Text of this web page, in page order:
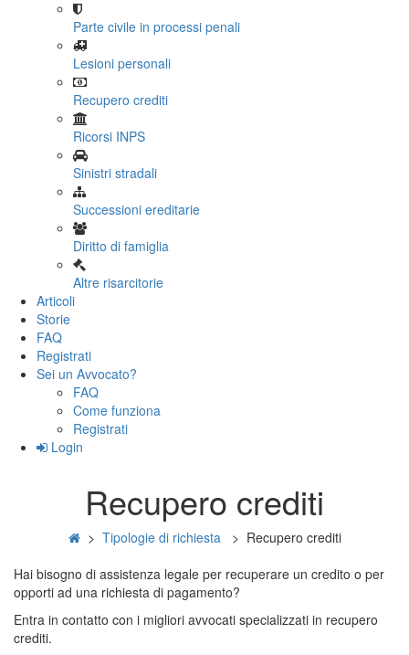
Parte civile in processi penali
Lesioni personali
Recupero crediti
Ricorsi INPS
Sinistri stradali
Successioni ereditarie
Diritto di famiglia
Altre risarcitorie
Articoli
Storie
FAQ
Registrati
Sei un Avvocato?
FAQ
Come funziona
Registrati
Login
Recupero crediti
> Tipologie di richiesta > Recupero crediti
Hai bisogno di assistenza legale per recuperare un credito o per
opporti ad una richiesta di pagamento?
Entra in contatto con i migliori avvocati specializzati in recupero
crediti.